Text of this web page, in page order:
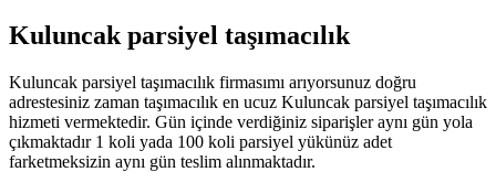
Kuluncak parsiyel taşımacılık
Kuluncak parsiyel taşımacılık firmasımı arıyorsunuz doğru
adrestesiniz zaman taşımacılık en ucuz Kuluncak parsiyel taşımacılık
hizmeti vermektedir. Gün içinde verdiğiniz siparişler aynı gün yola
çıkmaktadır 1 koli yada 100 koli parsiyel yükünüz adet
farketmeksizin aynı gün teslim alınmaktadır.